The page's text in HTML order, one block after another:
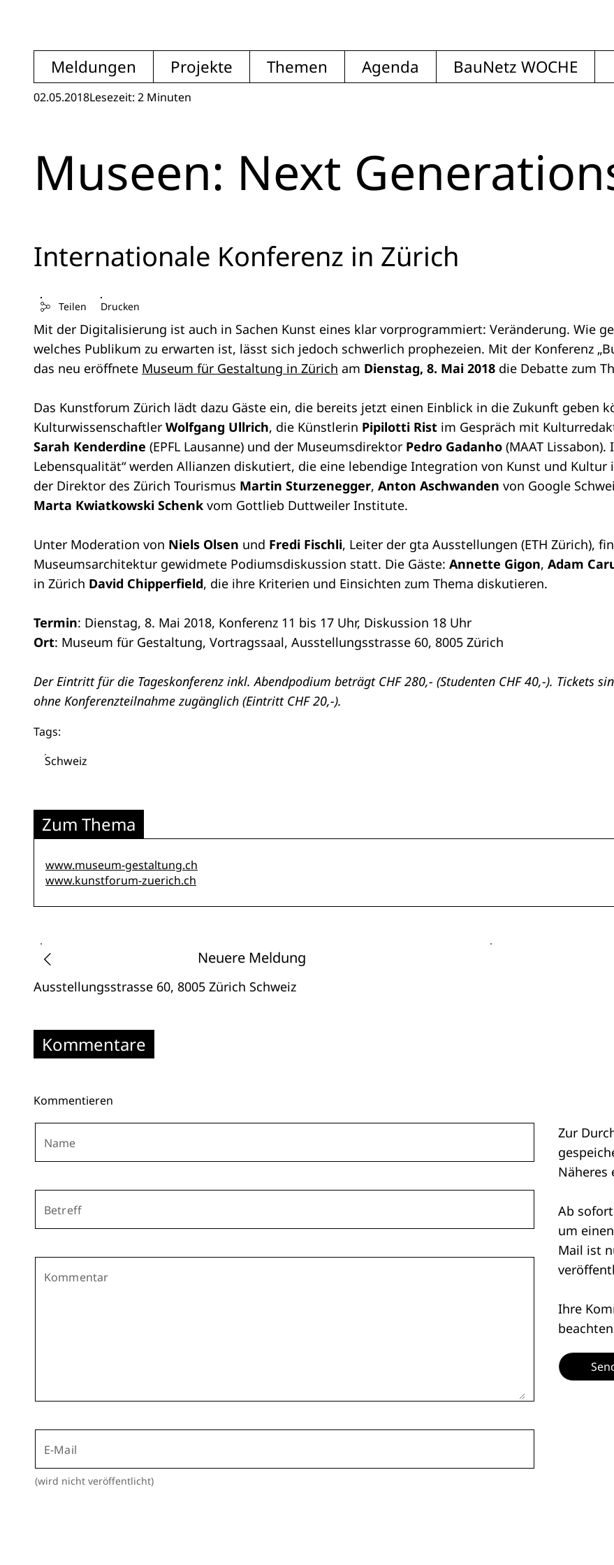
Meldungen Projekte Themen Agenda BauNetz WOCHE
02.05.2018Lesezeit: 2 Minuten
Museen: Next
Internationale Konferenz in Zürich
Teilen Drucken
Mit der Digitalisierung ist auch in Sachen Kunst eines klar vorprogrammiert: Veränderung. Wie
welches Publikum zu erwarten ist, lässt sich jedoch schwerlich prophezeien. Mit der Konferenz
das neu eröffnete Museum für Gestaltung in Zürich am Dienstag, 8. Mai 2018 die Debatte zum
Das Kunstforum Zürich lädt dazu Gäste ein, die bereits jetzt einen Einblick in die Zukunft geben
Kulturwissenschaftler Wolfgang Ullrich, die Künstlerin Pipilotti Rist im Gespräch mit
Sarah Kenderdine (EPFL Lausanne) und der Museumsdirektor Pedro Gadanho (MAAT
Lebensqualität“ werden Allianzen diskutiert, die eine lebendige Integration von Kunst und
der Direktor des Zürich Tourismus Martin Sturzenegger, Anton Aschwanden von Google
Marta Kwiatkowski Schenk vom Gottlieb Duttweiler Institute.
Unter Moderation von Niels Olsen und Fredi Fischli, Leiter der gta Ausstellungen (ETH Zürich),
Museumsarchitektur gewidmete Podiumsdiskussion statt. Die Gäste: Annette Gigon, Adam
in Zürich David Chipperfield, die ihre Kriterien und Einsichten zum Thema diskutieren.
Termin: Dienstag, 8. Mai 2018, Konferenz 11 bis 17 Uhr, Diskussion 18 Uhr
Ort: Museum für Gestaltung, Vortragssaal, Ausstellungsstrasse 60, 8005 Zürich
Der Eintritt für die Tageskonferenz inkl. Abendpodium beträgt CHF 280,- (Studenten CHF 40,-). Tickets
ohne Konferenzteilnahme zugänglich (Eintritt CHF 20,-).
Tags:
Schweiz
Zum Thema
www.museum-gestaltung.ch
www.kunstforum-zuerich.ch
Neuere Meldung
Ausstellungsstrasse 60, 8005 Zürich Schweiz
Kommentare
Kommentieren
Name
Betreff
Kommentar
E-Mail
(wird nicht veröffentlicht)
Zur
Näheres
Ab
um
Mail ist
Ihre